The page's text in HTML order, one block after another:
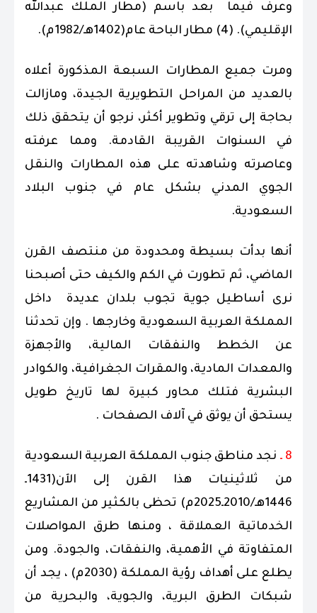
وعرف فيما بعد باسم (مطار الملك عبدالله
الإقليمي). (4) مطار الباحة عام(1402هـ/1982م).
ومرت جميع المطارات السبعة المذكورة أعلاه
بالعديد من المراحل التطويرية الجيدة، ومازالت
بحاجة إلى ترقي وتطوير أكثر، نرجو أن يتحقق ذلك
في السنوات القريبة القادمة. ومما عرفته
وعاصرته وشاهدته على هذه المطارات والنقل
الجوي المدني بشكل عام في جنوب البلاد
السعودية.
أنها بدأت بسيطة ومحدودة من منتصف القرن
الماضي، ثم تطورت في الكم والكيف حتى أصبحنا
نرى أساطيل جوية تجوب بلدان عديدة داخل
المملكة العربية السعودية وخارجها . وإن تحدثنا
عن الخطط والنفقات المالية، والأجهزة
والمعدات المادية، والمقرات الجغرافية، والكوادر
البشرية فتلك محاور كبيرة لها تاريخ طويل
يستحق أن يوثق في آلاف الصفحات .
8 ـ
نجد مناطق جنوب المملكة العربية السعودية
من ثلاثينيات هذا القرن إلى الآن(1431ـ
1446هـ/2010ـ2025م) تحظى بالكثير من المشاريع
الخدماتية العملاقة ، ومنها طرق المواصلات
المتفاوتة في الأهمية، والنفقات، والجودة. ومن
يطلع على أهداف رؤية المملكة (2030م) ، يجد أن
شبكات الطرق البرية، والجوية، والبحرية من